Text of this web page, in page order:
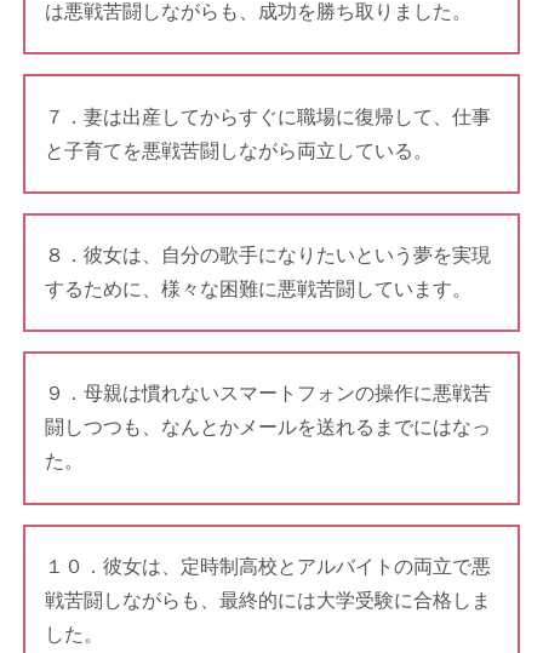
は悪戦苦闘しながらも、成功を勝ち取りました。
７．妻は出産してからすぐに職場に復帰して、仕事
と子育てを悪戦苦闘しながら両立している。
８．彼女は、自分の歌手になりたいという夢を実現
するために、様々な困難に悪戦苦闘しています。
９．母親は慣れないスマートフォンの操作に悪戦苦
闘しつつも、なんとかメールを送れるまでにはなっ
た。
１０．彼女は、定時制高校とアルバイトの両立で悪
戦苦闘しながらも、最終的には大学受験に合格しま
した。